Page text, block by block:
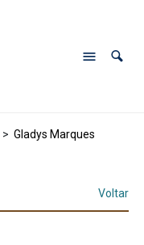
> Gladys Marques
Voltar